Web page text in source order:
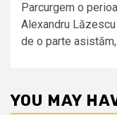
Parcurgem o
Alexandru
de o parte
YOU MAY